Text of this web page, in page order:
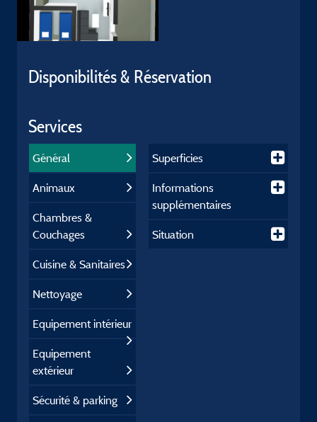
Disponibilités & Réservation
Services
Général
Animaux
Chambres &
Couchages
Cuisine & Sanitaires
Nettoyage
Equipement intérieur
Equipement
extérieur
Sécurité & parking
Superficies
Informations
supplémentaires
Situation